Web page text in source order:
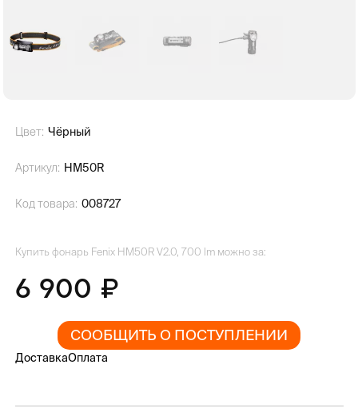
Цвет: Чёрный
Артикул: HM50R
Код товара: 008727
Купить фонарь Fenix HM50R V2.0, 700 lm можно за:
6 900
СООБЩИТЬ О ПОСТУПЛЕНИИ
ДоставкаОплата